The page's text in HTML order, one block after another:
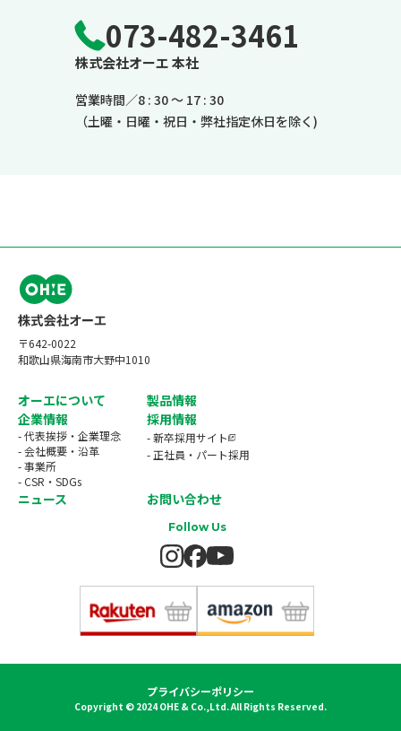
073-482-3461
株式会社オーエ 本社
営業時間／8 : 30 ～ 17 : 30
（土曜・日曜・祝日・弊社指定休日を除く)
〒642-0022
和歌山県海南市大野中1010
オーエについて
製品情報
企業情報
- 代表挨拶・企業理念
- 会社概要・沿革
- 事業所
- CSR・SDGs
採用情報
- 新卒採用サイト
- 正社員・パート採用
ニュース お問い合わせ
Follow Us
Copyright © 2024 OHE & Co.,Ltd. All Rights Reserved.
プライバシーポリシー